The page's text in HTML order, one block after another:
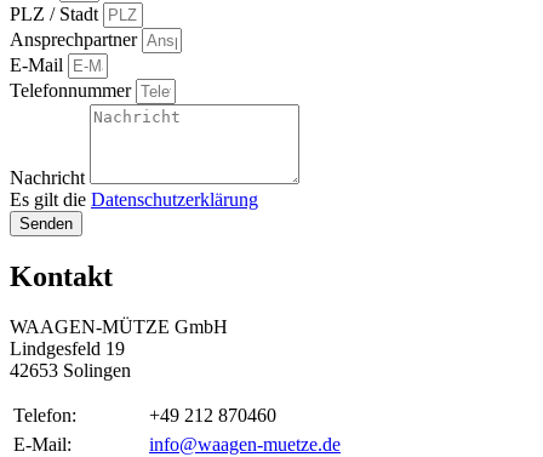
PLZ / Stadt
Ansprechpartner
E-Mail
Telefonnummer
Nachricht
Es gilt die Datenschutzerklärung
Senden
Kontakt
WAAGEN-MÜTZE GmbH
Lindgesfeld 19
42653 Solingen
Telefon:
+49 212 870460
E-Mail:
info@waagen-muetze.de